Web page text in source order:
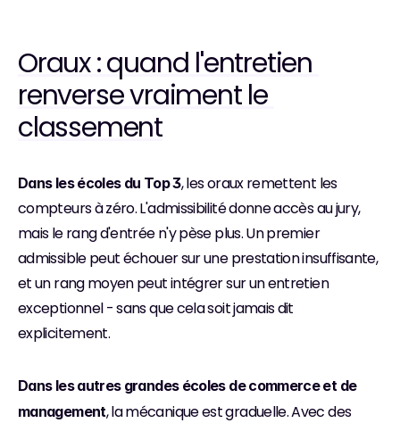
Oraux : quand l'entretien
renverse vraiment le
classement
Dans les écoles du Top 3, les oraux remettent les
compteurs à zéro. L'admissibilité donne accès au jury,
mais le rang d'entrée n'y pèse plus. Un premier
admissible peut échouer sur une prestation insuffisante,
et un rang moyen peut intégrer sur un entretien
exceptionnel - sans que cela soit jamais dit
explicitement.
Dans les autres grandes écoles de commerce et de
management, la mécanique est graduelle. Avec des